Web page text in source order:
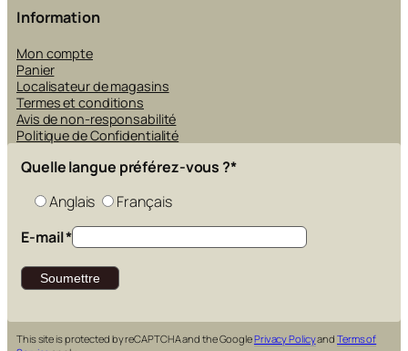
Information
Mon compte
Panier
Localisateur de magasins
Termes et conditions
Avis de non-responsabilité
Politique de Confidentialité
Quelle langue préférez-vous ?*
Anglais
Français
E-mail*
This site is protected by reCAPTCHA and the GooglePrivacy PolicyandTerms of